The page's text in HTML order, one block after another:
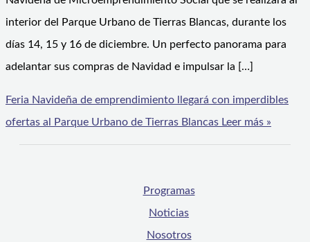
interior del Parque Urbano de Tierras Blancas, durante los
días 14, 15 y 16 de diciembre. Un perfecto panorama para
adelantar sus compras de Navidad e impulsar la […]
Feria Navideña de emprendimiento llegará con imperdibles
ofertas al Parque Urbano de Tierras Blancas Leer más »
Programas
Noticias
Nosotros